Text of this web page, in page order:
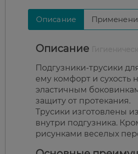
Описание
Описание
Подгузники-трусики
ему комфорт и сухость
эластичным
защиту от протекания.
Трусики изготовлены
внутри подгузника.
рисунками веселых